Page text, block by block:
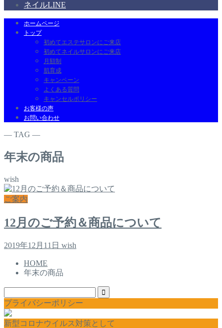
ネイルLINE
ホームページ
トップ
初めてエステサロンにご来店
初めてネイルサロンにご来店
月額制
肌育成
キャンペーン
よくある質問
キャンセルポリシー
お客様の声
お問い合わせ
― TAG ―
年末の商品
wish
ご案内
12月のご予約＆商品について
2019年12月11日 wish
HOME
年末の商品
プライバシーポリシー
新型コロナウイルス対策として